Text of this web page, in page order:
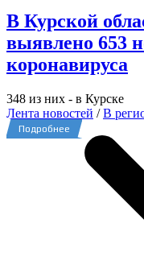
В Курской
выявлено 653
коронавируса
348 из них - в Курске
Лента новостей /В
Подробнее